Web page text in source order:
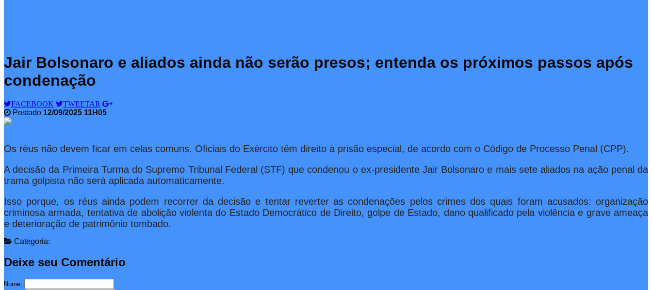
Jair Bolsonaro e aliados ainda não serão presos; entenda os próximos passos após
condenação
FACEBOOK
TWEETAR
Postado 12/09/2025 11H05
Os réus não devem ficar em celas comuns. Oficiais do Exército têm direito à prisão especial, de acordo com o Código de Processo Penal (CPP).
A decisão da Primeira Turma do Supremo Tribunal Federal (STF) que condenou o ex-presidente Jair Bolsonaro e mais sete aliados na ação penal da
trama golpista não será aplicada automaticamente.
Isso porque, os réus ainda podem recorrer da decisão e tentar reverter as condenações pelos crimes dos quais foram acusados: organização
criminosa armada, tentativa de abolição violenta do Estado Democrático de Direito, golpe de Estado, dano qualificado pela violência e grave ameaça
e deterioração de patrimônio tombado.
Categoria:
Deixe seu Comentário
Nome: